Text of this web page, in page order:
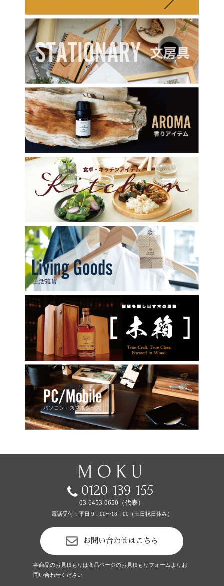
0120-139-155
03-6453-0650（代表）
電話受付：平日 9：00〜18：00（土日祝日休み）
お問い合わせはこちら
各商品のお見積もりは商品ページのお見積もりフォームよりお
問い合わせください